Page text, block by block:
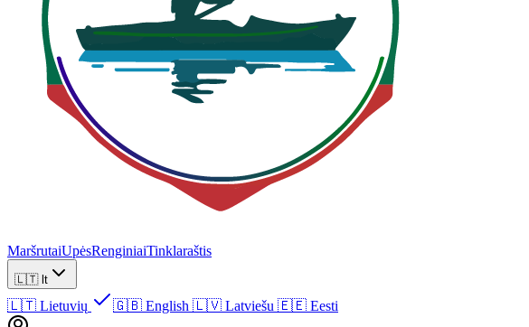
MaršrutaiUpėsRenginiaiTinklaraštis
🇱🇹 lt
🇱🇹 Lietuvių 🇬🇧 English 🇱🇻 Latviešu 🇪🇪 Eesti